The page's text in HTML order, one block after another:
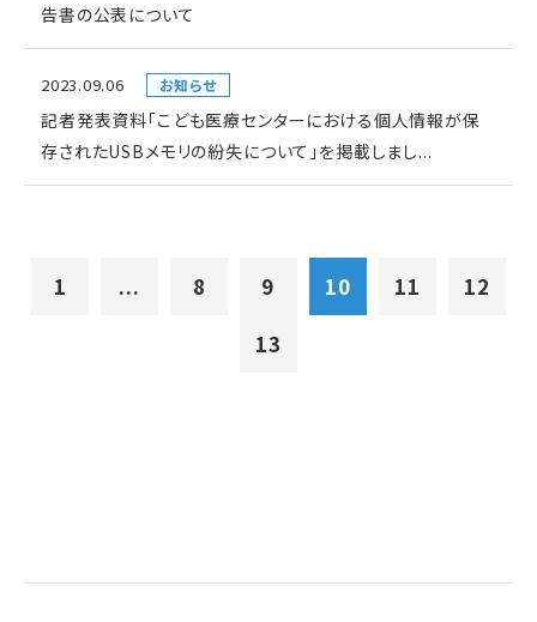
告書の公表について
2023.09.06 お知らせ
記者発表資料「こども医療センターにおける個人情報が保
存されたUSBメモリの紛失について」を掲載しまし...
1 ... 8 9 10 11
12
13